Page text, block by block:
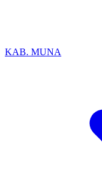
KAB. MUNA